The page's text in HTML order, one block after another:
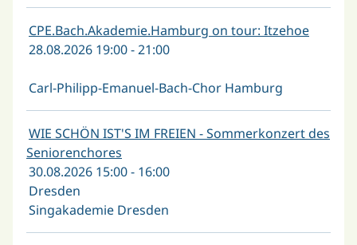
CPE.Bach.Akademie.Hamburg on tour: Itzehoe
28.08.2026 19:00 - 21:00
Carl-Philipp-Emanuel-Bach-Chor Hamburg
WIE SCHÖN IST'S IM FREIEN - Sommerkonzert des
Seniorenchores
30.08.2026 15:00 - 16:00
Dresden
Singakademie Dresden